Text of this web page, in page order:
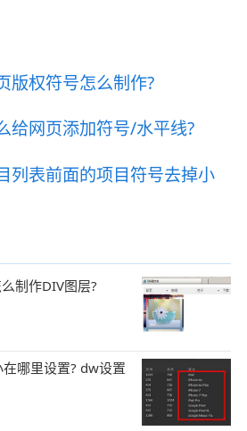
权符号怎么制作?
网页添加符号/水平线?
表前面的项目符号去掉小
制作DIV图层?
哪里设置? dw设置